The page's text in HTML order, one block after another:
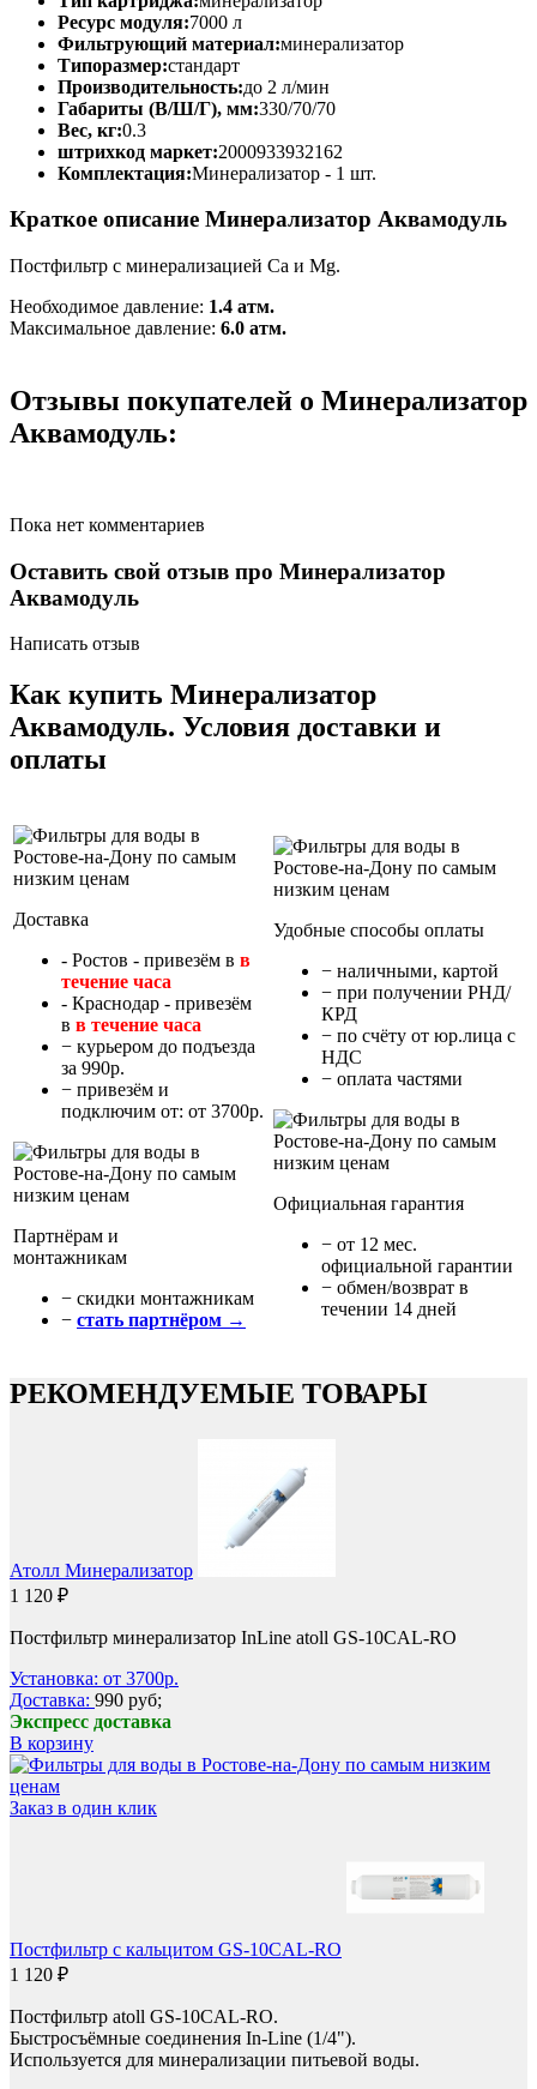
Ресурс модуля:7000 л
Фильтрующий материал:минерализатор
Типоразмер:стандарт
Производительность:до 2 л/мин
Габариты (В/Ш/Г), мм:330/70/70
Вес, кг:0.3
штрихкод маркет:2000933932162
Комплектация:Минерализатор - 1 шт.
Краткое описание Минерализатор Аквамодуль
Постфильтр с минерализацией Ca и Mg.
Необходимое давление: 1.4 атм.
Максимальное давление: 6.0 атм.
Отзывы покупателей о Минерализатор
Аквамодуль:
Пока нет комментариев
Оставить свой отзыв про Минерализатор
Аквамодуль
Написать отзыв
Как купить Минерализатор
Аквамодуль. Условия доставки и
оплаты
Доставка
- Ростов - привезём в в
течение часа
- Краснодар - привезём
в в течение часа
− курьером до подъезда
за 990р.
− привезём и
подключим от: от 3700р.
Партнёрам и
монтажникам
− cкидки монтажникам
− стать партнёром →
Удобные способы оплаты
− наличными, картой
− при получении РНД/
КРД
− по счёту от юр.лица с
НДС
− оплата частями
Официальная гарантия
− от 12 мес.
официальной гарантии
− обмен/возврат в
течении 14 дней
РЕКОМЕНДУЕМЫЕ ТОВАРЫ
Атолл Минерализатор
1 120 ₽
Постфильтр минерализатор InLine atoll GS-10CAL-RO
Установка: от 3700р.
Доставка: 990 руб;
Экспресс доставка
В корзину
Заказ в один клик
Постфильтр с кальцитом GS-10CAL-RO
1 120 ₽
Постфильтр atoll GS-10CAL-RO.
Быстросъёмные соединения In-Line (1/4").
Используется для минерализации питьевой воды.